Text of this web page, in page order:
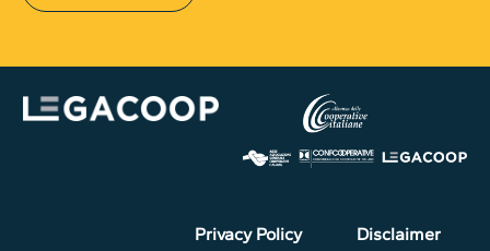
Privacy Policy
Disclaimer